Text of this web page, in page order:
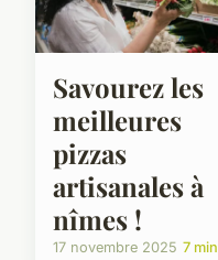
Savourez les
meilleures
pizzas
artisanales à
nîmes !
17 novembre 2025 7 min